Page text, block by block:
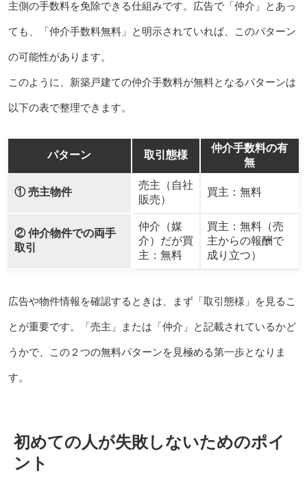
主側の手数料を免除できる仕組みです。広告で「仲介」とあっ
ても、「仲介手数料無料」と明示されていれば、このパターン
の可能性があります。
このように、新築戸建ての仲介手数料が無料となるパターンは
以下の表で整理できます。
パターン 取引態様
仲介手数料の有
無
① 売主物件
売主（自社
販売）
買主：無料
② 仲介物件での両手
取引
仲介（媒
介）だが買
主：無料
買主：無料（売
主からの報酬で
成り立つ）
広告や物件情報を確認するときは、まず「取引態様」を見るこ
とが重要です。「売主」または「仲介」と記載されているかど
うかで、この２つの無料パターンを見極める第一歩となりま
す。
初めての人が失敗しないためのポイ
ント